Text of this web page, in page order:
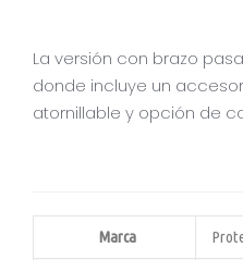
La versión con brazo
donde incluye un
atornillable y opción de
Marca